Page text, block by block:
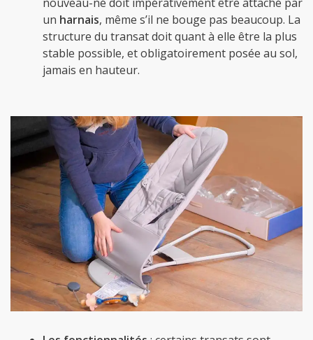
un harnais, même s’il ne bouge pas beaucoup. La
structure du transat doit quant à elle être la plus
stable possible, et obligatoirement posée au sol,
jamais en hauteur.